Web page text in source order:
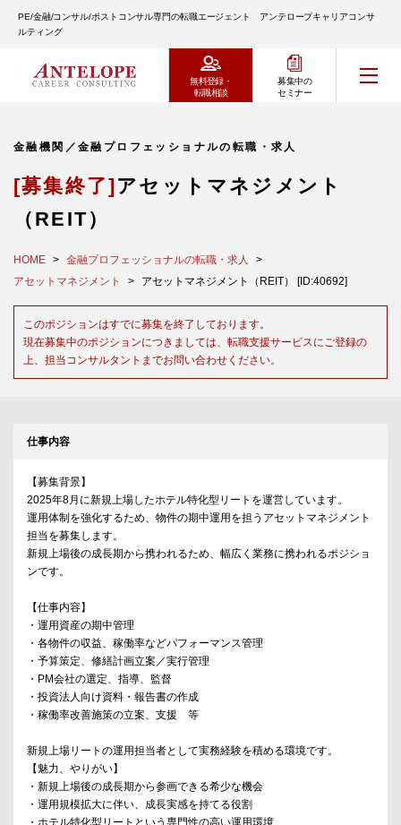
PE/金融/コンサル/ポストコンサル専門の転職エージェント アンテロープキャリアコンサ
ルティング
無料登録・
転職相談
募集中の
セミナー
金融機関／金融プロフェッショナルの転職・求人
[募集終了] アセットマネジメント
（REIT）
HOME
金融プロフェッショナルの転職・求人
アセットマネジメント
アセットマネジメント（REIT） [ID:40692]
このポジションはすでに募集を終了しております。
現在募集中のポジションにつきましては、転職支援サービスにご登録の
上、担当コンサルタントまでお問い合わせください。
仕事内容
【募集背景】
2025年8月に新規上場したホテル特化型リートを運営しています。
運用体制を強化するため、物件の期中運用を担うアセットマネジメント
担当を募集します。
新規上場後の成長期から携われるため、幅広く業務に携われるポジショ
ンです。
【仕事内容】
・運用資産の期中管理
・各物件の収益、稼働率などパフォーマンス管理
・予算策定、修繕計画立案／実行管理
・PM会社の選定、指導、監督
・投資法人向け資料・報告書の作成
・稼働率改善施策の立案、支援 等
新規上場リートの運用担当者として実務経験を積める環境です。
【魅力、やりがい】
・新規上場後の成長期から参画できる希少な機会
・運用規模拡大に伴い、成長実感を持てる役割
・ホテル特化型リートという専門性の高い運用環境